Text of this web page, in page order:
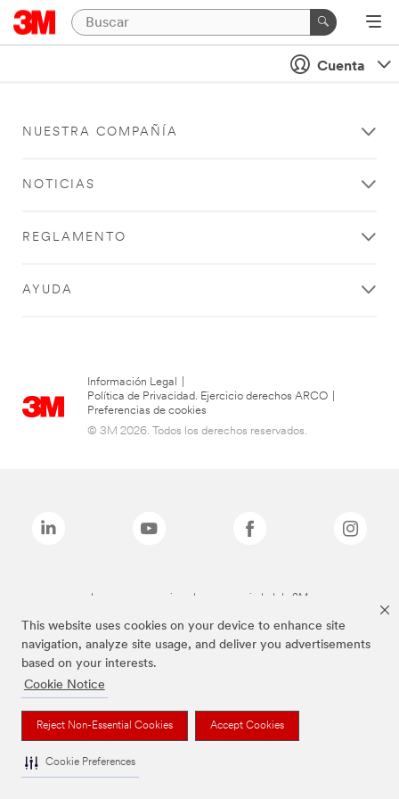
This website uses cookies on your device to enhance site
navigation, analyze site usage, and deliver you advertisements
based on your interests.
Cookie Notice
Reject Non-Essential Cookies Accept Cookies
Cookie Preferences
Cuenta
NUESTRA COMPAÑÍA
NOTICIAS
REGLAMENTO
AYUDA
Información Legal
Política de Privacidad. Ejercicio derechos ARCO
Preferencias de cookies
© 3M 2026. Todos los derechos reservados.
Las marcas mencionadas son propiedad de 3M